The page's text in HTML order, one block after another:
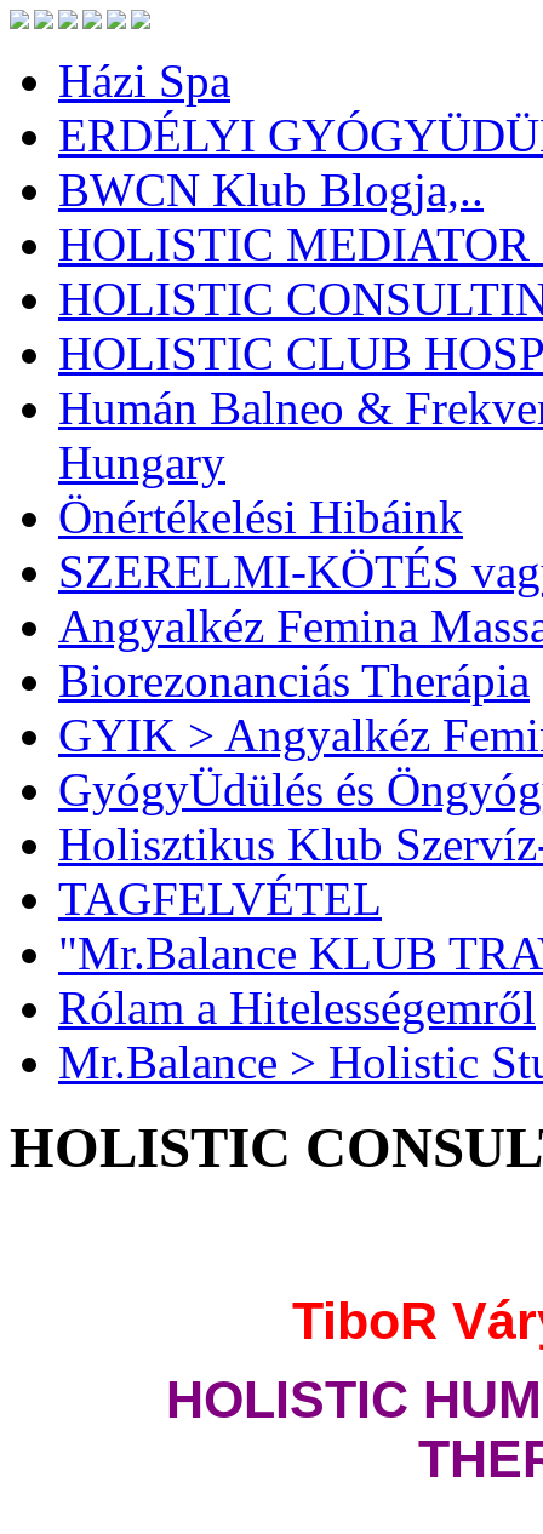
Házi Spa
ERDÉLYI
BWCN Klub Blogja,..
HOLISTIC MEDIATOR
HOLISTIC
HOLISTIC CLUB
Humán Balneo &
Hungary
Önértékelési Hibáink
SZERELMI-KÖTÉS
Angyalkéz Femina
Biorezonanciás Therápia
GYIK > Angyalkéz
GyógyÜdülés és
Holisztikus Klub
TAGFELVÉTEL
"Mr.Balance KLUB
Rólam a Hitelességemről
Mr.Balance > Holistic
HOLISTIC
TiboR
HOLISTIC